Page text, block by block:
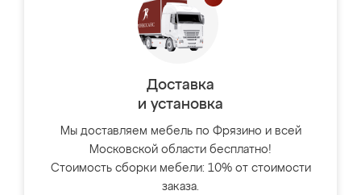
Доставка
и установка
Мы доставляем мебель по Фрязино и всей
Московской области бесплатно!
Стоимость сборки мебели: 10% от стоимости
заказа.